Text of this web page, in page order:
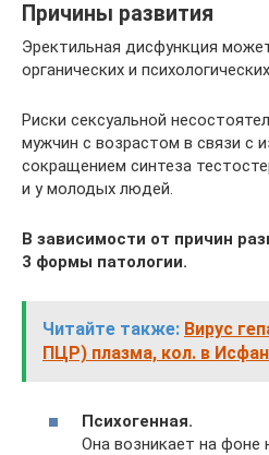
Причины развития
Эректильная дисфункция
органических и
Риски сексуальной
мужчин с возрастом в связи с
сокращением синтеза
и у молодых людей.
В зависимости от причин
3 формы патологии.
Читайте также: Вирус
ПЦР) плазма, кол. в
Психогенная.
Она возникает на фоне